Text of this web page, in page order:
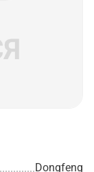
Dongfeng